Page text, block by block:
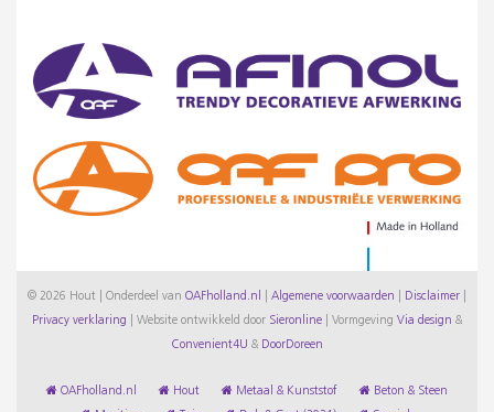
© 2026 Hout | Onderdeel van OAFholland.nl Algemene voorwaarden Disclaimer
Privacy verklaring Website ontwikkeld door Sieronline Vormgeving Via design &
Convenient4U & DoorDoreen
OAFholland.nl Hout Metaal & Kunststof Beton & Steen